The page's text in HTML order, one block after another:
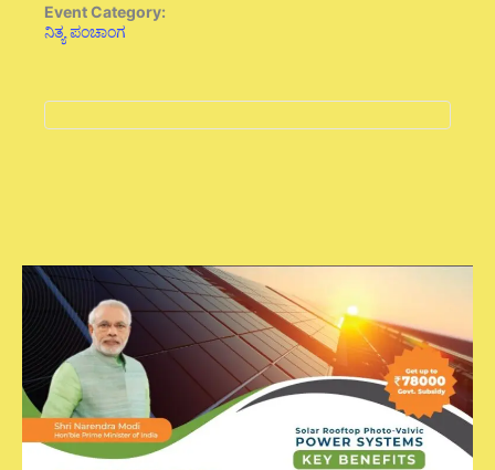
Event Category:
ನಿತ್ಯ ಪಂಚಾಂಗ